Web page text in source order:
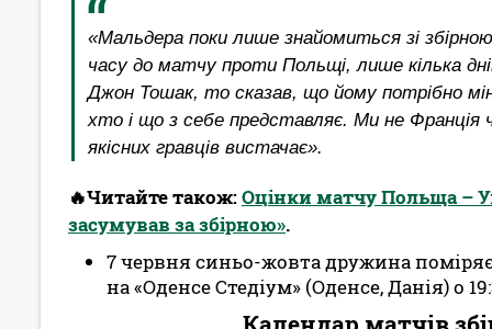
«Мальдера поки лише знайомиться зі
часу до матчу проти Польщі, лише кілька
Джон Тошак, то сказав, що йому потрібно
хто і що з себе представляє. Ми не Франція
якісних гравців вистачає».
🔥Читайте також:Оцінки матчу Польща –
засумував за збірною».
7 червня синьо-жовта дружина
на «Оденсе Стедіум» (Оденсе, Данія) о